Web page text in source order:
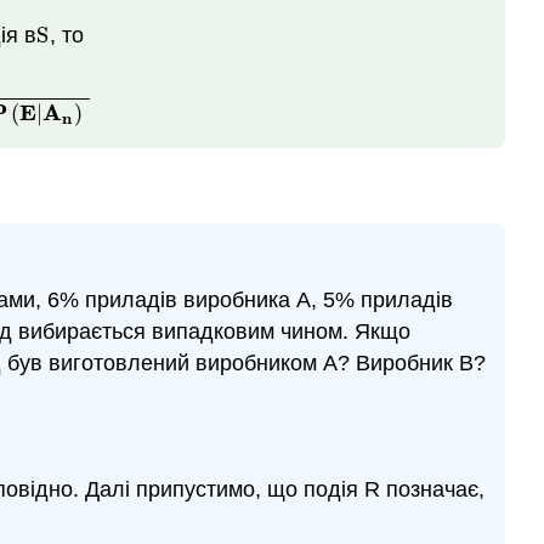
вS
S, то
(E |An )
(E|An)
6% приладів виробника А, 5% приладів
вибирається випадковим чином. Якщо
був виготовлений виробником А? Виробник B?
Далі припустимо, що подія R позначає,